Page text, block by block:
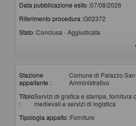
Data pubblicazione esito :07/08/2026
Riferimento procedura :G02372
Stato :Conclusa - Aggiudicata
Stazione
appaltante :
Comune di Palazzo
Amministrativo
Titolo
:
Servizi di grafica e stampa, fornitura
medievali e servizi di logistica
Tipologia appalto :Forniture